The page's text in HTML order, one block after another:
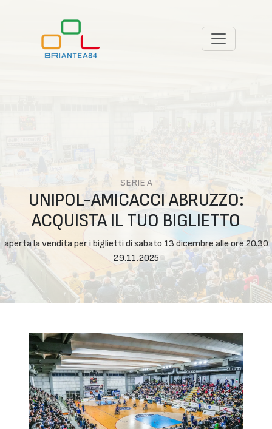
SERIE A
UNIPOL-AMICACCI ABRUZZO:
ACQUISTA IL TUO BIGLIETTO
aperta la vendita per i biglietti di sabato 13 dicembre alle ore 20.30
29.11.2025